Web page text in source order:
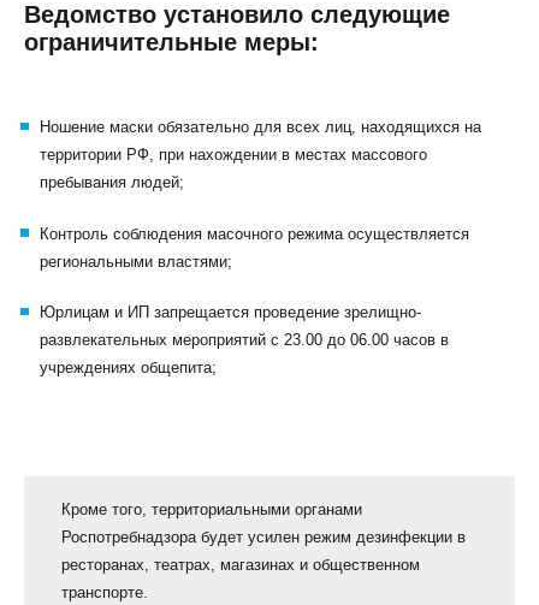
УСЛОВИЯ ИСПОЛЬЗОВАНИЯ ФАЙЛОВ COOKIE
ПОЛЬЗОВАТЕЛЬСКОЕ СОГЛАШЕНИЕ
Ведомство установило следующие
ограничительные меры:
Ношение маски обязательно для всех лиц, находящихся на
территории РФ, при нахождении в местах массового
пребывания людей;
Контроль соблюдения масочного режима осуществляется
региональными властями;
Юрлицам и ИП запрещается проведение зрелищно-
развлекательных мероприятий с 23.00 до 06.00 часов в
учреждениях общепита;
Кроме того, территориальными органами
Роспотребнадзора будет усилен режим дезинфекции в
ресторанах, театрах, магазинах и общественном
транспорте.